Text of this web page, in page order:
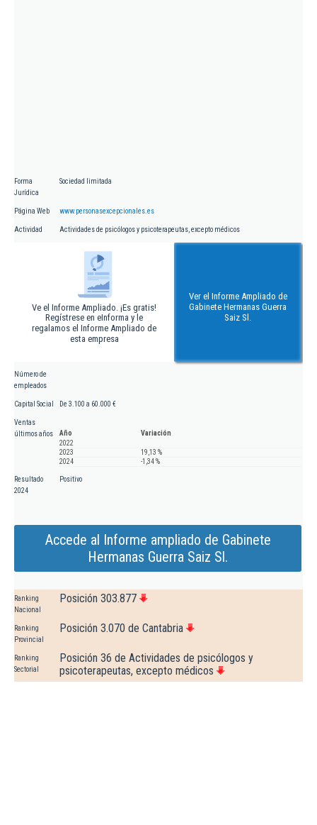
Forma
Jurídica
Sociedad limitada
Página Web www.personasexcepcionales.es
Actividad Actividades de psicólogos y psicoterapeutas, excepto médicos
Ve el Informe Ampliado. ¡Es gratis!
Regístrese en eInforma y le
regalamos el Informe Ampliado de
esta empresa
Ver el Informe Ampliado de
Gabinete Hermanas Guerra
Saiz Sl.
Número de
empleados
Capital Social De 3.100 a 60.000 €
Ventas
últimos años
Año
Variación
2022
2023
19,13 %
2024
-1,34 %
Resultado
2024
Positivo
Accede al Informe ampliado de Gabinete
Hermanas Guerra Saiz Sl.
Ranking
Nacional
Posición 303.877
Ranking
Provincial
Posición 3.070 de Cantabria
Ranking
Sectorial
Posición 36 de Actividades de psicólogos y
psicoterapeutas, excepto médicos